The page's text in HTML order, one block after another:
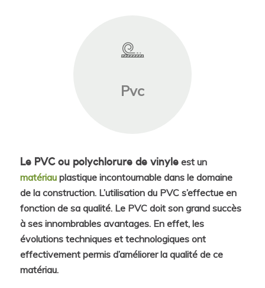
Pvc
Le PVC ou polychlorure de vinyleest un
matériauplastique incontournable dans le domaine
de la construction. L’utilisation du PVC s’effectue en
fonction de sa qualité. Le PVC doit son grand succès
à ses innombrables avantages. En effet, les
évolutions techniques et technologiques ont
effectivement permis d’améliorer la qualité de ce
matériau.